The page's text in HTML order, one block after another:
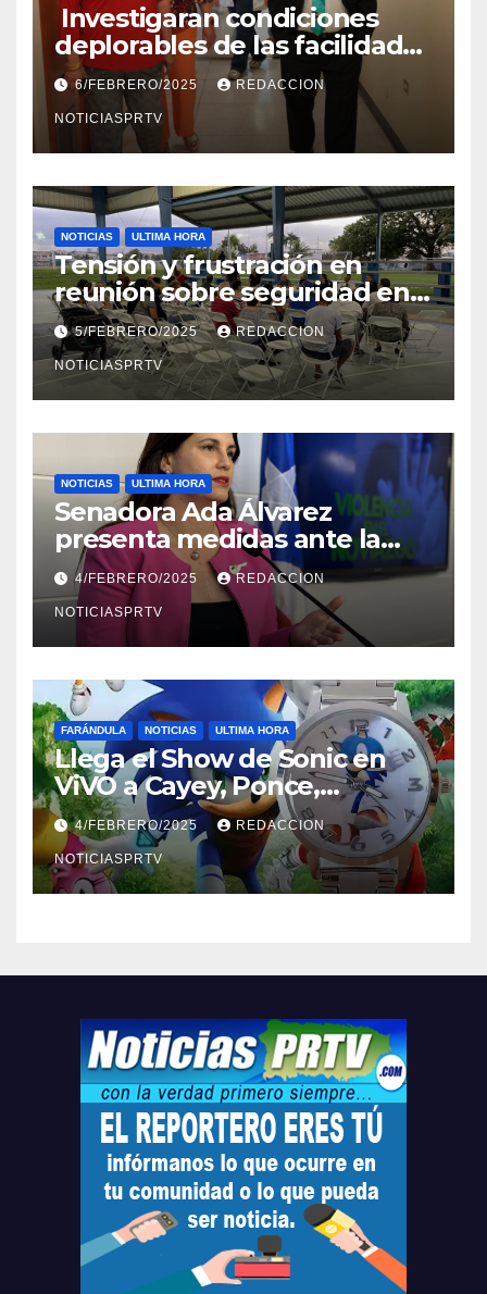
Investigaran condiciones
deplorables de las facilidades
el Departamento de la Salud
en Mayagüez
6/FEBRERO/2025 REDACCION
NOTICIASPRTV
NOTICIAS ULTIMA HORA
Tensión y frustración en
reunión sobre seguridad en
Reparto Metropolitano
5/FEBRERO/2025 REDACCION
NOTICIASPRTV
NOTICIAS ULTIMA HORA
Senadora Ada Álvarez
presenta medidas ante la
violencia en el noviazgo
4/FEBRERO/2025 REDACCION
NOTICIASPRTV
FARÁNDULA NOTICIAS ULTIMA HORA
Llega el Show de Sonic en
ViVO a Cayey, Ponce,
Barceloneta y Humacao,
Relojes gratis para el que
compre ahora….
4/FEBRERO/2025 REDACCION
NOTICIASPRTV